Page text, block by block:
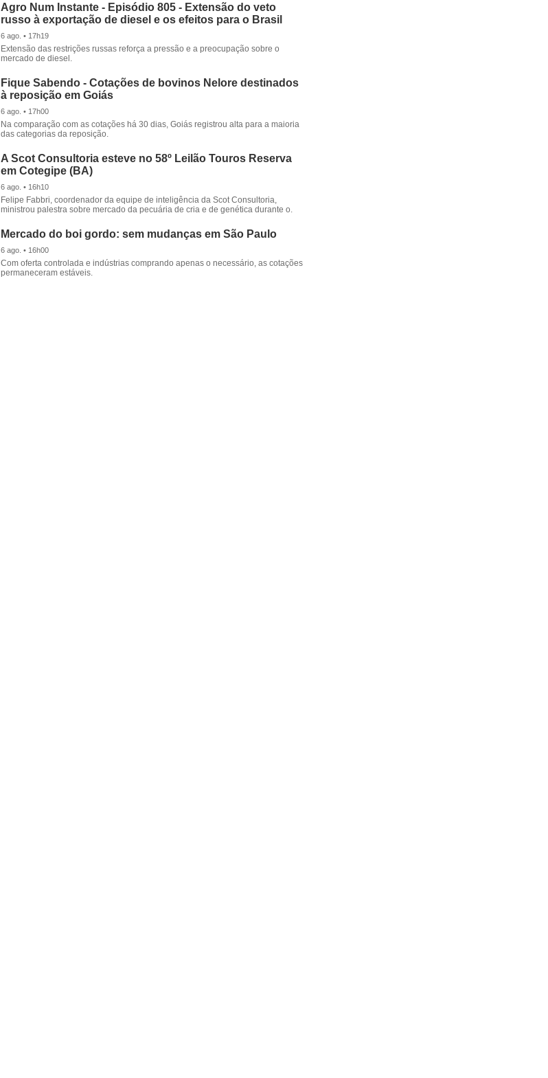
Agro Num Instante - Episódio 805 - Extensão do veto
russo à exportação de diesel e os efeitos para o Brasil
6 ago. • 17h19
Extensão das restrições russas reforça a pressão e a preocupação sobre o
mercado de diesel.
Fique Sabendo - Cotações de bovinos Nelore destinados
à reposição em Goiás
6 ago. • 17h00
Na comparação com as cotações há 30 dias, Goiás registrou alta para a maioria
das categorias da reposição.
A Scot Consultoria esteve no 58º Leilão Touros Reserva
em Cotegipe (BA)
6 ago. • 16h10
Felipe Fabbri, coordenador da equipe de inteligência da Scot Consultoria,
ministrou palestra sobre mercado da pecuária de cria e de genética durante o.
Mercado do boi gordo: sem mudanças em São Paulo
6 ago. • 16h00
Com oferta controlada e indústrias comprando apenas o necessário, as cotações
permaneceram estáveis.